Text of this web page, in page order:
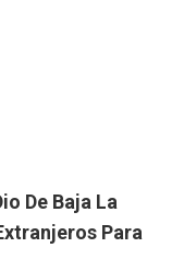
De Baja La
Para